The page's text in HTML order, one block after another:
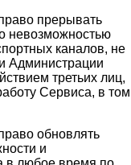
прерывать
невозможностью
каналов, не
Администрации
третьих лиц,
Сервиса, в том
обновлять
и